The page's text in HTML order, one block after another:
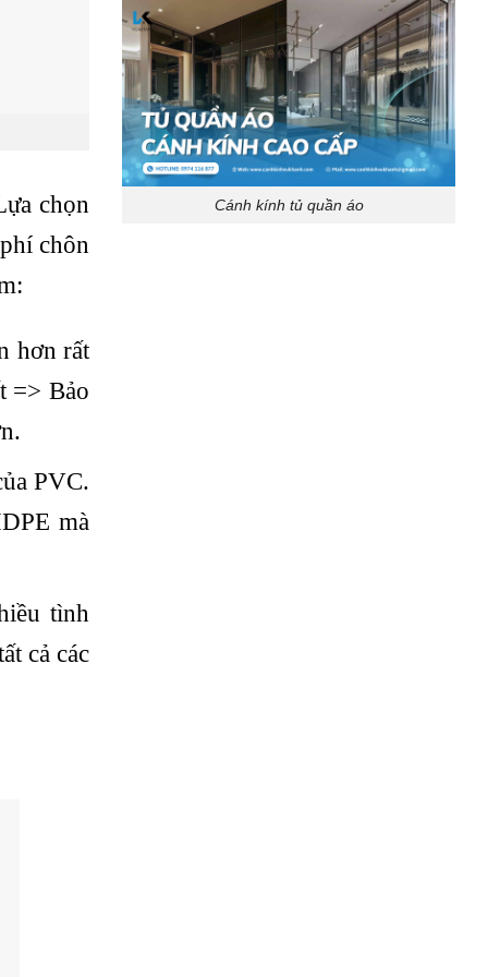
chọn
chôn
hơn rất
=> Bảo
PVC.
mà
tình
cả các
Cánh kính tủ quần áo